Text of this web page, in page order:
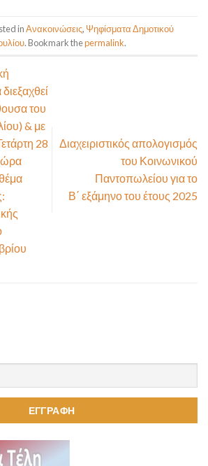
inΑνακοινώσεις, Ψηφίσματα Δημοτικού
. Bookmark thepermalink.
του
& με
28
ώρα
Διαχειριστικός απολογισμός
του Κοινωνικού
Παντοπωλείου για το
Β΄ εξάμηνο του έτους 2025